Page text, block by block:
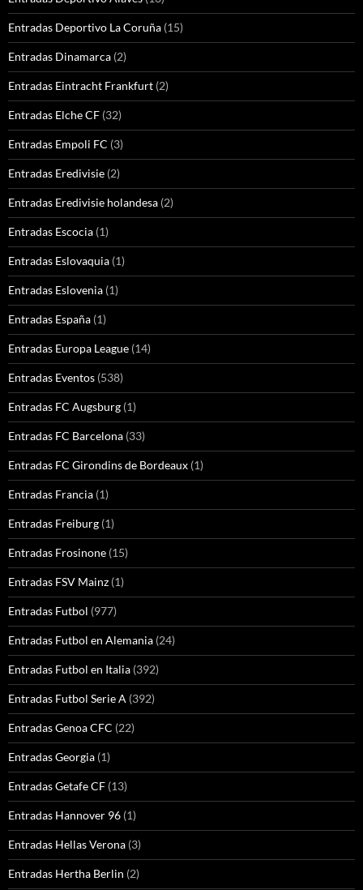
Entradas Deportivo La Coruña (15)
Entradas Dinamarca (2)
Entradas Eintracht Frankfurt (2)
Entradas Elche CF (32)
Entradas Empoli FC (3)
Entradas Eredivisie (2)
Entradas Eredivisie holandesa (2)
Entradas Escocia (1)
Entradas Eslovaquia (1)
Entradas Eslovenia (1)
Entradas España (1)
Entradas Europa League (14)
Entradas Eventos (538)
Entradas FC Augsburg (1)
Entradas FC Barcelona (33)
Entradas FC Girondins de Bordeaux (1)
Entradas Francia (1)
Entradas Freiburg (1)
Entradas Frosinone (15)
Entradas FSV Mainz (1)
Entradas Futbol (977)
Entradas Futbol en Alemania (24)
Entradas Futbol en Italia (392)
Entradas Futbol Serie A (392)
Entradas Genoa CFC (22)
Entradas Georgia (1)
Entradas Getafe CF (13)
Entradas Hannover 96 (1)
Entradas Hellas Verona (3)
Entradas Hertha Berlin (2)